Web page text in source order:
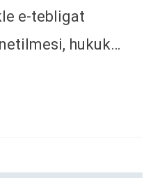
e-tebligat
hukuk…